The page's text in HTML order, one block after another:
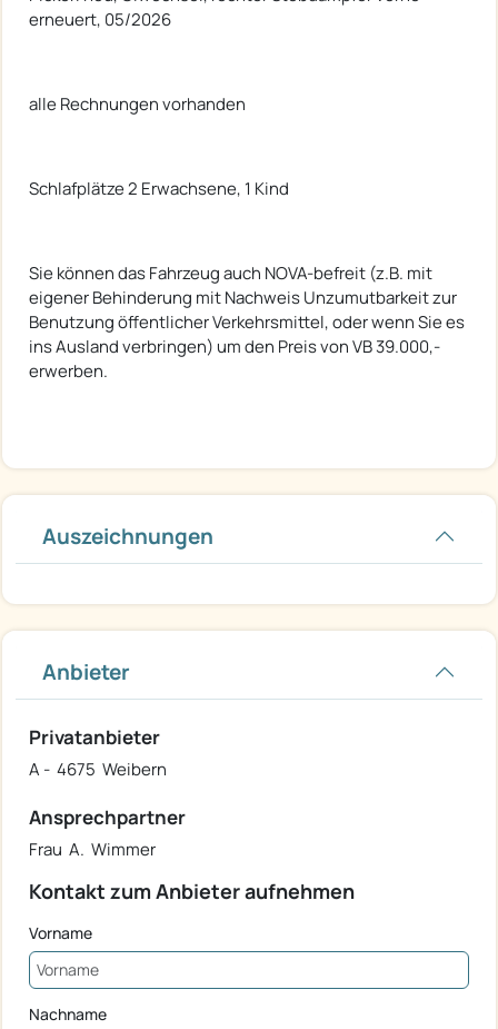
erneuert, 05/2026
alle Rechnungen vorhanden
Schlafplätze 2 Erwachsene, 1 Kind
Sie können das Fahrzeug auch NOVA-befreit (z.B. mit
eigener Behinderung mit Nachweis Unzumutbarkeit zur
Benutzung öffentlicher Verkehrsmittel, oder wenn Sie es
ins Ausland verbringen) um den Preis von VB 39.000,-
erwerben.
Auszeichnungen
Anbieter
Privatanbieter
A - 4675 Weibern
Ansprechpartner
Frau A. Wimmer
Kontakt zum Anbieter aufnehmen
Vorname
Nachname